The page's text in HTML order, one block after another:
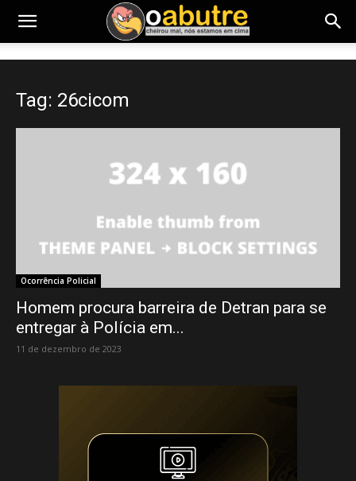
Tag: 26cicom
Ocorrência Policial
Homem procura barreira de Detran para se
entregar à Polícia em...
11 de dezembro de 2023